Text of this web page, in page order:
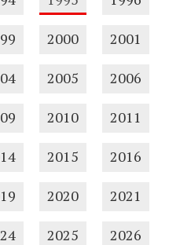
2000 2001
2005 2006
2010 2011
2015 2016
2020 2021
2025 2026